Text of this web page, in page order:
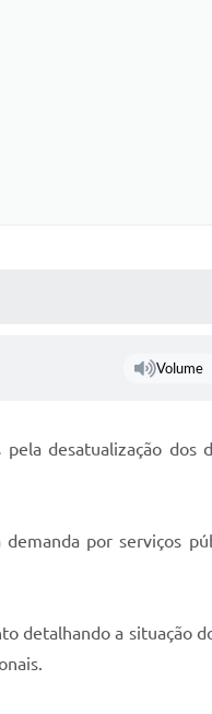
Volume
desatualização dos
por serviços
detalhando a situação